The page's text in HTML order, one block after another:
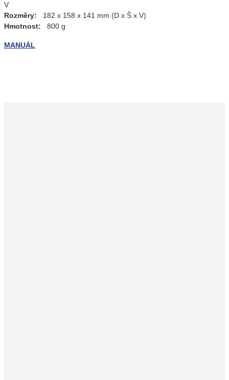
V
Rozměry: 182 x 158 x 141 mm (D x Š x V)
Hmotnost: 800 g
MANUÁL